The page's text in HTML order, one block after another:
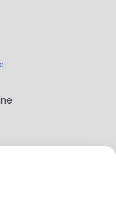
Rurală, MADR